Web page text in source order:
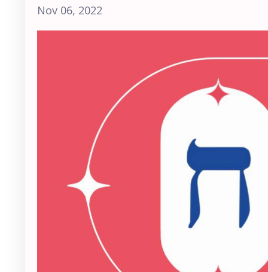
Nov 06, 2022